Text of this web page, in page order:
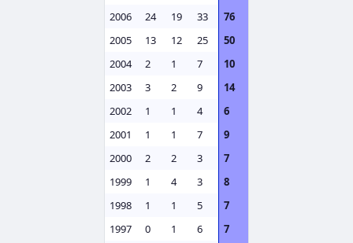
2006
24 19 33
76
2005
13 12 25
50
2004
2 1 7
10
2003
3 2 9
14
2002
1 1 4
6
2001
1 1 7
9
2000
2 2 3
7
1999
1 4 3
8
1998
1 1 5
7
1997
0 1 6
7